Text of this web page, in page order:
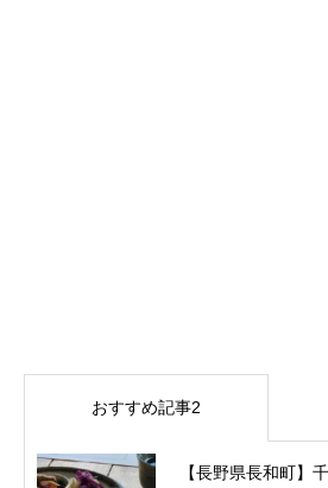
おすすめ記事2
【長野県長和町】